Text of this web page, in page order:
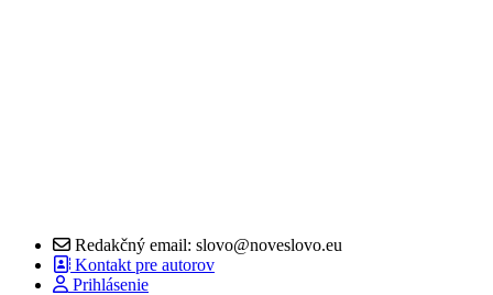
Redakčný email: slovo@noveslovo.eu
Kontakt pre autorov
Prihlásenie